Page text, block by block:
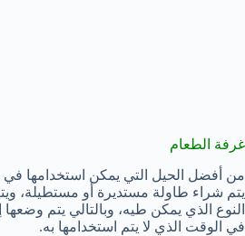
غرفة الطعام
من أفضل الحيل التي يمكن استخدامها في
يتم شراء طاولة مستديرة أو مستطيلة،
النوع الذي يمكن طيه، وبالتالي يتم
في الوقت الذي لا يتم استخدامها به.